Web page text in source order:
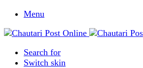
Menu
Search for
Switch skin